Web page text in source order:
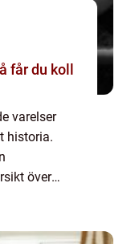
varelser
historia.
över